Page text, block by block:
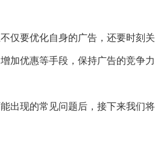
仅要优化自身的广告，还要时刻
加优惠等手段，保持广告的竞争
出现的常见问题后，接下来我们